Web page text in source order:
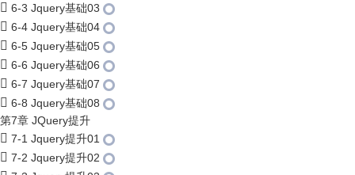
6-3 Jquery基础03
6-4 Jquery基础04
6-5 Jquery基础05
6-6 Jquery基础06
6-7 Jquery基础07
6-8 Jquery基础08
第7章 JQuery提升
7-1 Jquery提升01
7-2 Jquery提升02